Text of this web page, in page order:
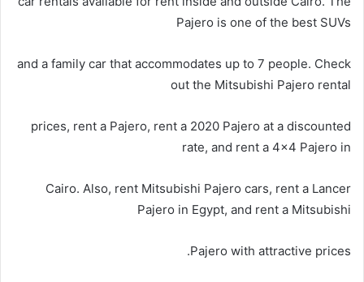
Pajero is one of the best SUVs
and a family car that accommodates up to 7 people. Check
out the Mitsubishi Pajero rental
prices, rent a Pajero, rent a 2020 Pajero at a discounted
rate, and rent a 4×4 Pajero in
Cairo. Also, rent Mitsubishi Pajero cars, rent a Lancer
Pajero in Egypt, and rent a Mitsubishi
Pajero with attractive prices.